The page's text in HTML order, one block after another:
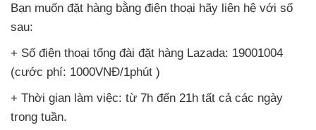
Bạn muốn đặt hàng bằng điện thoại hãy liên hệ với số
sau:
+ Số điện thoại tổng đài đặt hàng Lazada: 19001004
(cước phí: 1000VNĐ/1phút )
+ Thời gian làm việc: từ 7h đến 21h tất cả các ngày
trong tuần.